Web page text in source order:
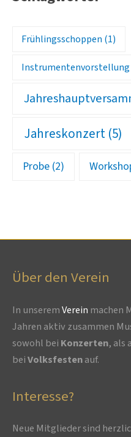
Frühlingsschoppen (1)
Instrumentenvorstellung
Jahreskonzert(5)
Probe (2)
Über den Verein
In unseremVerein machen
Jahren aktiv zusammen
sowohl bei Konzerten, als
beiVolksfestenauf.
Interesse?
Neue Mitglieder sind